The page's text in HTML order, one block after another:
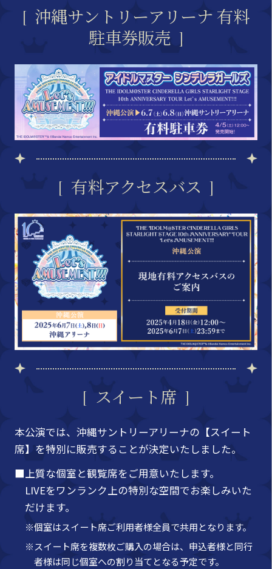
沖縄サントリーアリーナ 有料
駐車券販売
有料アクセスバス
スイート席
本公演では、沖縄サントリーアリーナの【スイート
席】を特別に販売することが決定いたしました。
■上質な個室と観覧席をご用意いたします。
LIVEをワンランク上の特別な空間でお楽しみいた
だけます。
※個室はスイート席ご利用者様全員で共用となります。
※スイート席を複数枚ご購入の場合は、申込者様と同行
者様は同じ個室への割り当てとなる予定です。